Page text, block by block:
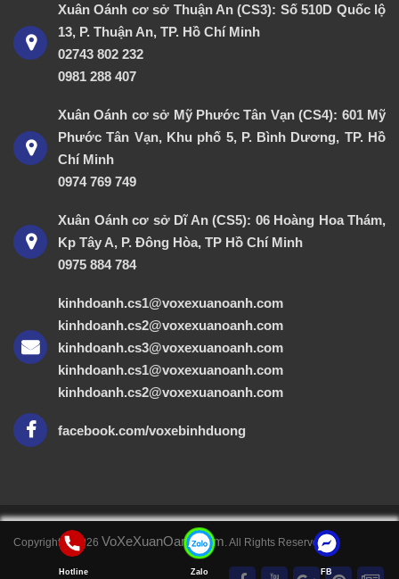
Xuân Oánh cơ sở Thuận An (CS3): Số 510D Quốc lộ
13, P. Thuận An, TP. Hồ Chí Minh
02743 802 232
0981 288 407
Xuân Oánh cơ sở Mỹ Phước Tân Vạn (CS4): 601 Mỹ
Phước Tân Vạn, Khu phố 5, P. Bình Dương, TP. Hồ
Chí Minh
0974 769 749
Xuân Oánh cơ sở Dĩ An (CS5): 06 Hoàng Hoa Thám,
Kp Tây A, P. Đông Hòa, TP Hồ Chí Minh
0975 884 784
kinhdoanh.cs1@voxexuanoanh.com
kinhdoanh.cs2@voxexuanoanh.com
kinhdoanh.cs3@voxexuanoanh.com
kinhdoanh.cs1@voxexuanoanh.com
kinhdoanh.cs2@voxexuanoanh.com
facebook.com/voxebinhduong
Copyright © 2026 VoXeXuanOanh.com . All Rights Reserved
Hotline Zalo FB